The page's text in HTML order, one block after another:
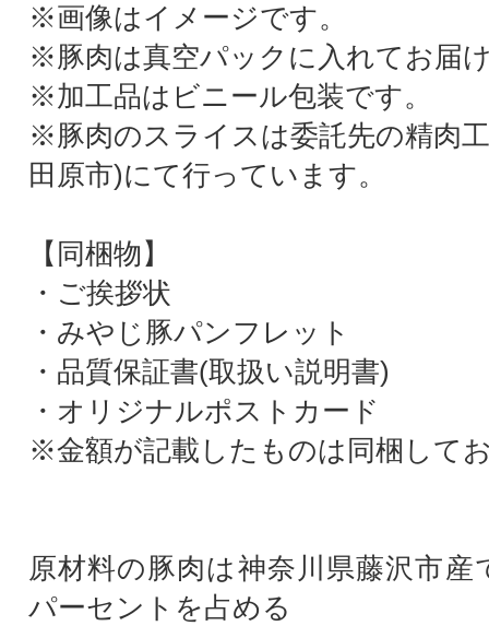
※画像はイメージです。
※豚肉は真空パックに入れてお届
※加工品はビニール包装です。
※豚肉のスライスは委託先の精肉
田原市)にて行っています。
【同梱物】
・ご挨拶状
・みやじ豚パンフレット
・品質保証書(取扱い説明書)
・オリジナルポストカード
※金額が記載したものは同梱して
原材料の豚肉は神奈川県藤沢市産
パーセントを占める